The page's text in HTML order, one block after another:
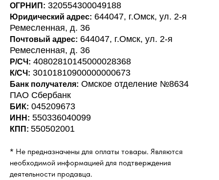
ОГРНИП: 320554300049188
Юридический адрес: 644047, г.Омск, ул. 2-я
Ремесленная, д. 36
Почтовый адрес: 644047, г.Омск, ул. 2-я
Ремесленная, д. 36
Р/СЧ: 40802810145000028368
К/СЧ: 30101810900000000673
Банк получателя: Омское отделение №8634
ПАО Сбербанк
БИК: 045209673
ИНН: 550336040099
КПП: 550502001
* Не предназначены для оплаты товары. Являются
необходимой информацией для подтверждения
деятельности продавца.